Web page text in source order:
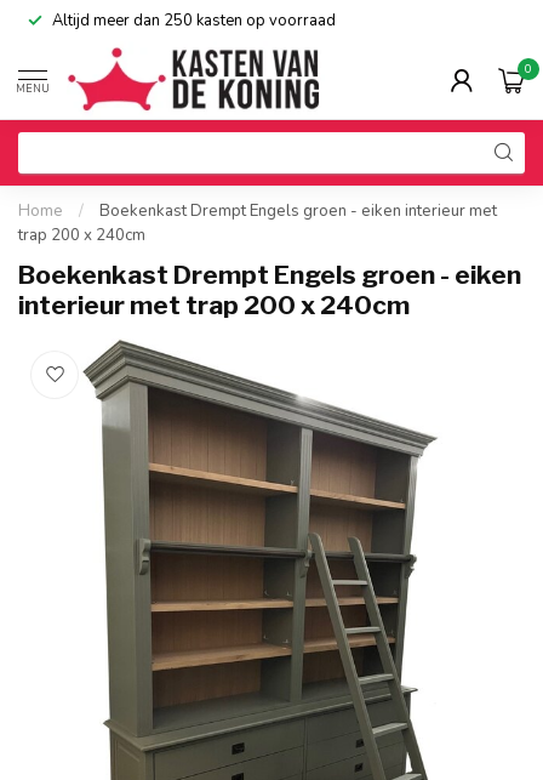
Altijd meer dan 250 kasten op voorraad
MENU
0
Home /
Boekenkast Drempt Engels groen - eiken interieur met
trap 200 x 240cm
Boekenkast Drempt Engels groen - eiken
interieur met trap 200 x 240cm